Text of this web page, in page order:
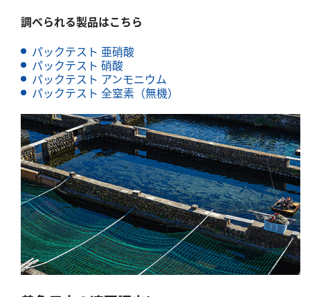
調べられる製品はこちら
パックテスト 亜硝酸
パックテスト 硝酸
パックテスト アンモニウム
パックテスト 全窒素（無機）
ふっ素
油分
ホルムアルデヒド
グルコース
過酸化水素
ヒドラジン
オゾン
フェノール
シリカ
ビタミンC
ひ素
アスベスト